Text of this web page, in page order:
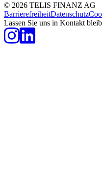
© 2026 TELIS FINANZ AG
BarrierefreiheitDatenschutz
Lassen Sie uns in Kontakt